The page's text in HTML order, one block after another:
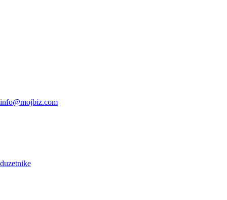
info@mojbiz.com